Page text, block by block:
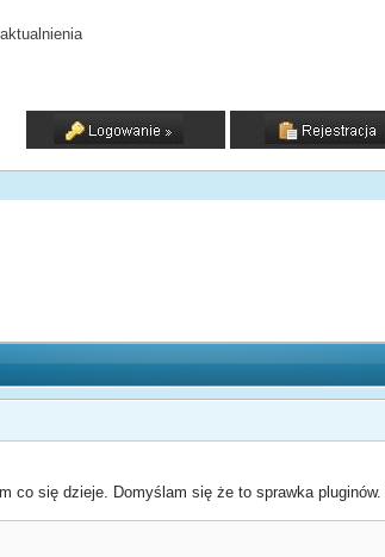
co się dzieje. Domyślam się że to sprawka